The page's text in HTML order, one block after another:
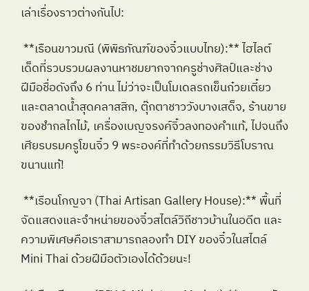
เล่าเรื่องราวต่างกันไป:
เด็ดที่รวบรวมผลงานหาชมยากจากครูช่างศิลป์และช่าง
ฝีมือชื่อดังถึง 6 ท่าน ไม่ว่าจะเป็นโมเดลรถเข็นก๋วยเตี๋ยว
และตลาดน้ำสุดคลาสสิก, ตุ๊กตาชาววังบางเสด็จ, ร้านขาย
ของชำกลไกไม้, เครื่องเบญจรงค์จิ๋วลงทองคำแท้, ไปจนถึง
เศียรบรมครูโขนจิ๋ว 9 พระองค์ที่ทำด้วยกรรมวิธีโบราณ
ขนานแท้!
จัดแสดงและจำหน่ายของจิ๋วสไตล์วิถีชาวบ้านในอดีต และ
ความพิเศษคือเราสามารถลองทำ DIY ของจิ๋วในสไตล์
Mini Thai ด้วยฝีมือตัวเองได้ด้วยนะ!